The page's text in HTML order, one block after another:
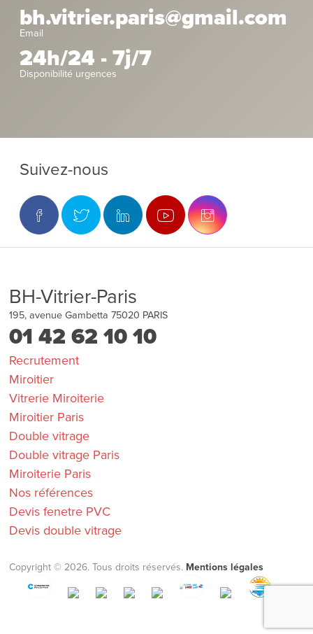
bh.vitrier.paris@gmail.com
Email
24h/24 - 7j/7
Disponibilité urgences
Suivez-nous
BH-Vitrier-Paris
195, avenue Gambetta 75020 PARIS
01 42 62 10 10
Recrutement
Miroitier
Vitrerie Miroiterie
Miroitier Paris
Double vitrage
Double vitrage Paris
Miroiterie Paris
Nos références
Devis fenetre PVC
Devis double vitrage
Copyright © 2026. Tous droits réservés. Mentions légales